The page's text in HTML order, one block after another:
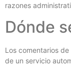
razones
Dónde
Los comentarios
de un servicio